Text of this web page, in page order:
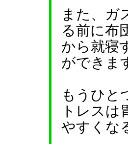
また、ガ
る前に布
から就寝
ができま
もうひと
トレス
やすくな